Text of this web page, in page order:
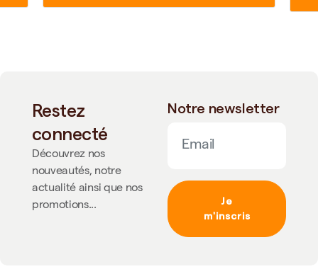
Restez
connecté
Découvrez nos
nouveautés, notre
actualité ainsi que nos
promotions...
Notre newsletter
Je
m'inscris